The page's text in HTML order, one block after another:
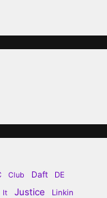
Club Daft
DE
It Justice Linkin